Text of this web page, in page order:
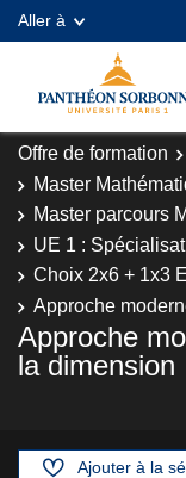
Aller à
Offre de formation
Master
Master parcours
UE 1 :
Choix 2x6 + 1x3
Approche
Approche
la dimension
Ajouter à la